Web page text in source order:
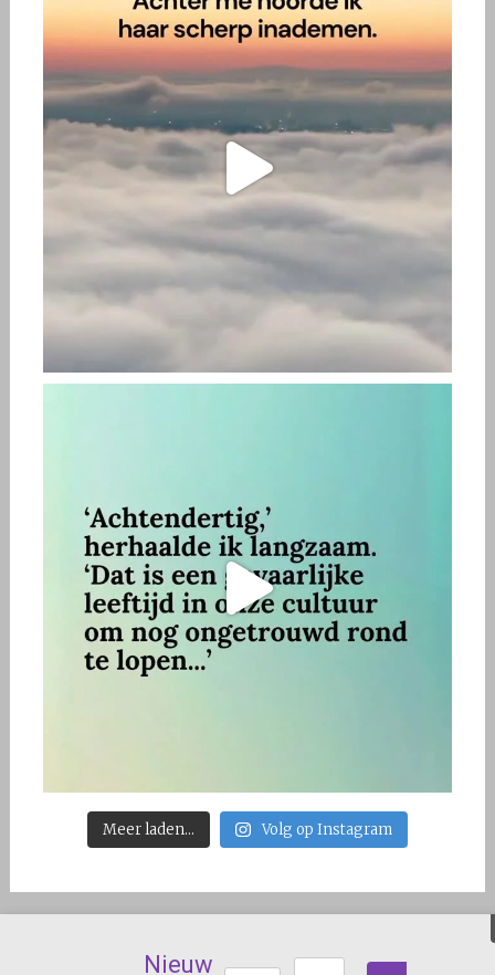
Meer laden... Volg op Instagram
Copyright © 2026Nur Özkanli-Kasikci . Alle rechten
Nieuwsbrief